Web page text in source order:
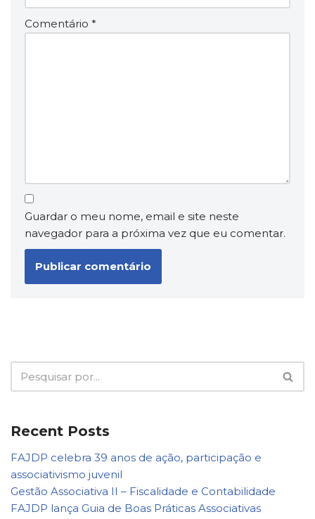
Comentário *
Guardar o meu nome, email e site neste
navegador para a próxima vez que eu comentar.
Recent Posts
FAJDP celebra 39 anos de ação, participação e
associativismo juvenil
Gestão Associativa II – Fiscalidade e Contabilidade
FAJDP lança Guia de Boas Práticas Associativas